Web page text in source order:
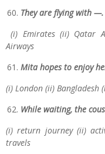
They are flying with —.
(i) Emirates (ii) Qatar
Airways
Mita hopes to enjoy
(i) London (ii) Bangladesh
While waiting, the
(i) return journey (ii)
travels